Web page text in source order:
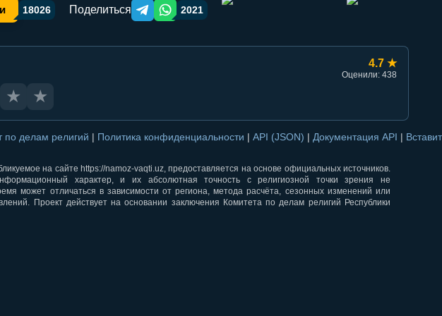
18026 Поделиться Telegram orqali ulashish
WhatsApp orqali ulashish
2021
4.7 ★
Оценили: 438
★ ★
по делам религий | Политика конфиденциальности | API (JSON) | Документация API |
на сайте https://namoz-vaqti.uz, предоставляется на основе официальных источников.
характер, и их абсолютная точность с религиозной точки зрения не
может отличаться в зависимости от региона, метода расчёта, сезонных изменений или
Проект действует на основании заключения Комитета по делам религий Республики